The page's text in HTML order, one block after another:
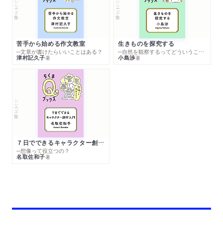
シリーズ・全集
苦手から始める作文教室
─文章が書けたらいいことはある？
津村記久子著
シリーズ・全集
生きものを探究する
─自然を観察するってどういうこと？
小島渉著
シリーズ・全集
７日でできるキャラクター創作入門
─想像って役立つの？
名取佐和子著